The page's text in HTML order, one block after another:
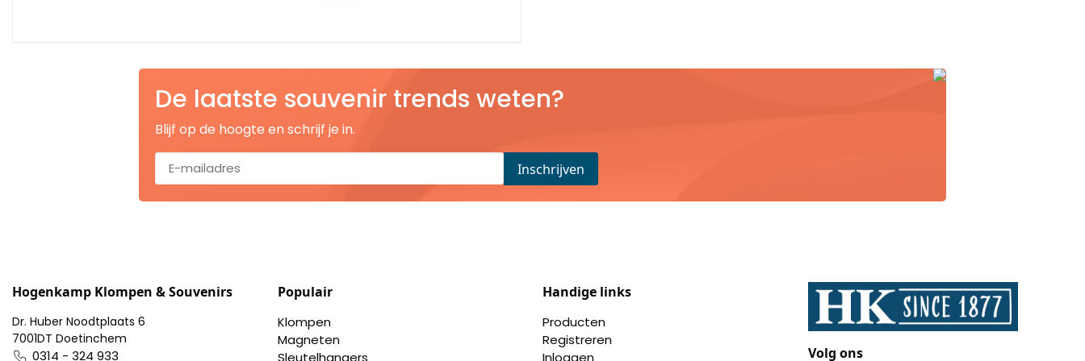
Theelepels
Knutselen
De laatste souvenir trends weten?
Blijf op de hoogte en schrijf je in.
Hogenkamp Klompen & Souvenirs
Dr. Huber Noodtplaats 6
7001DT Doetinchem
0314 - 324 933
Populair
Klompen
Magneten
Sleutelhangers
Handige links
Producten
Registreren
Inloggen
Volg ons